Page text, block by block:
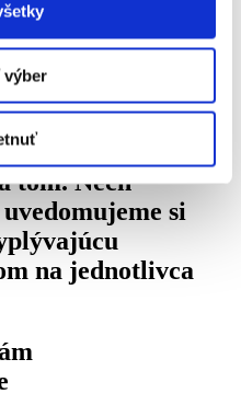
spoločnosť
spoločnosť
byť
firmou, pretože náš
tom. Nech
si
na jednotlivca